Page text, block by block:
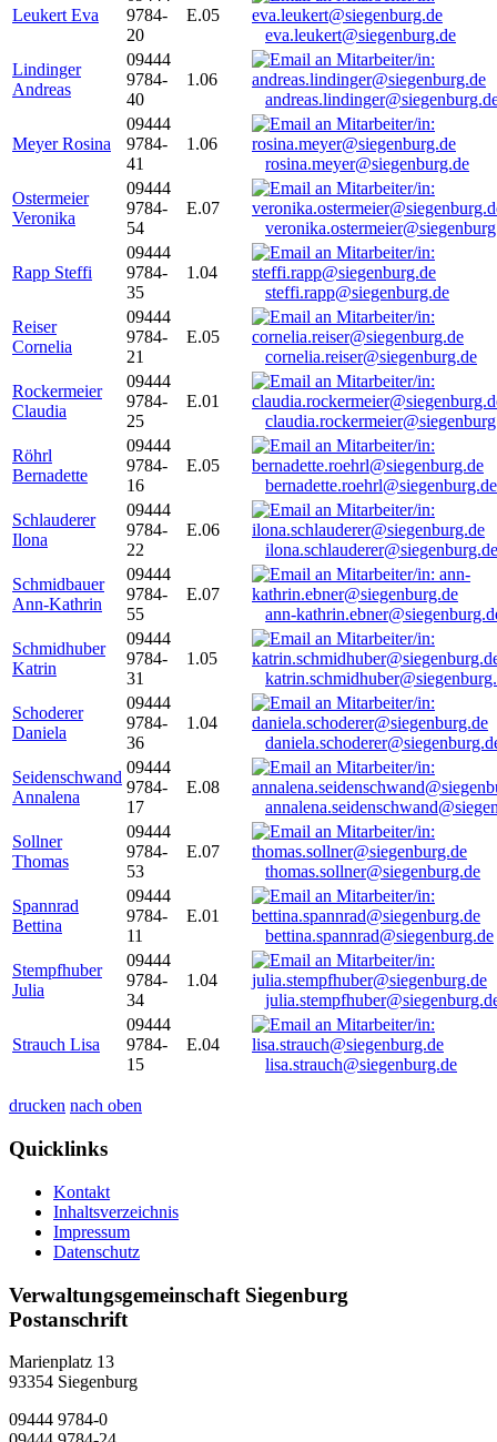
Leukert Eva
9784-
20
E.05
eva.leukert@siegenburg.de
Lindinger
Andreas
09444
9784-
40
1.06
Meyer Rosina
09444
9784-
41
1.06
rosina.meyer@siegenburg.de
Ostermeier
Veronika
09444
9784-
54
E.07
Rapp Steffi
09444
9784-
35
1.04
steffi.rapp@siegenburg.de
Reiser
Cornelia
09444
9784-
21
E.05
cornelia.reiser@siegenburg.de
Rockermeier
Claudia
09444
9784-
25
E.01
Röhrl
Bernadette
09444
9784-
16
E.05
bernadette.roehrl@siegenburg.de
Schlauderer
Ilona
09444
9784-
22
E.06
ilona.schlauderer@siegenburg.de
Schmidbauer
Ann-Kathrin
09444
9784-
55
E.07
ann-
Schmidhuber
Katrin
09444
9784-
31
1.05
Schoderer
Daniela
09444
9784-
36
1.04
Seidenschwand
Annalena
09444
9784-
17
E.08
Sollner
Thomas
09444
9784-
53
E.07
thomas.sollner@siegenburg.de
Spannrad
Bettina
09444
9784-
11
E.01
bettina.spannrad@siegenburg.de
Stempfhuber
Julia
09444
9784-
34
1.04
Strauch Lisa
09444
9784-
15
E.04
lisa.strauch@siegenburg.de
drucken nach oben
Quicklinks
Kontakt
Inhaltsverzeichnis
Impressum
Datenschutz
Verwaltungsgemeinschaft Siegenburg
Postanschrift
Marienplatz 13
93354 Siegenburg
09444 9784-0